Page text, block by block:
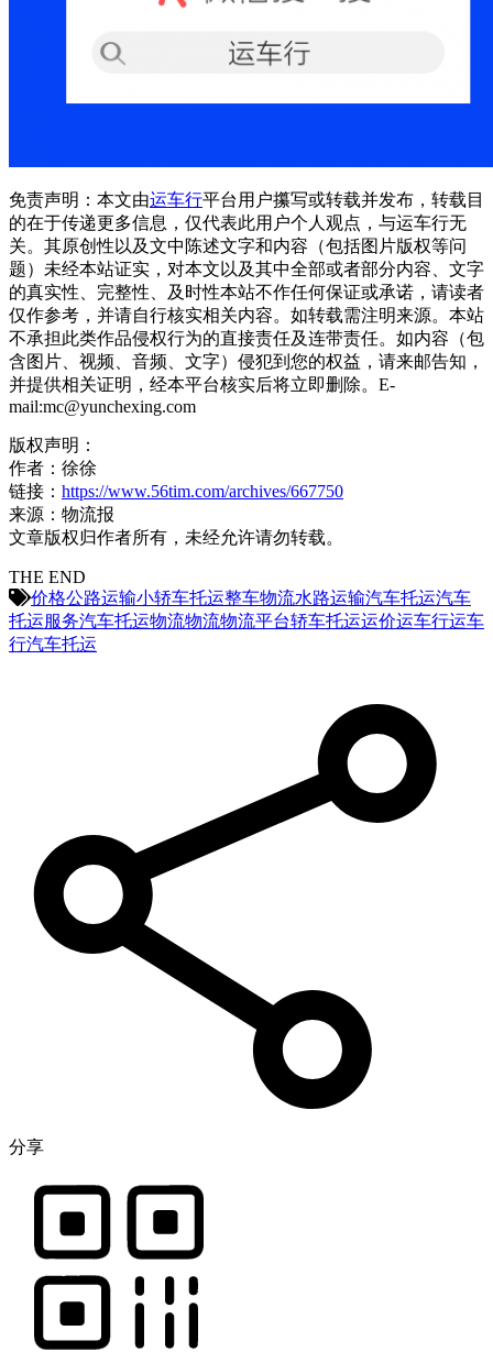
免责声明：本文由运车行平台用户攥写或转载并发布，转载目
的在于传递更多信息，仅代表此用户个人观点，与运车行无
关。其原创性以及文中陈述文字和内容（包括图片版权等问
题）未经本站证实，对本文以及其中全部或者部分内容、文字
的真实性、完整性、及时性本站不作任何保证或承诺，请读者
仅作参考，并请自行核实相关内容。如转载需注明来源。本站
不承担此类作品侵权行为的直接责任及连带责任。如内容（包
含图片、视频、音频、文字）侵犯到您的权益，请来邮告知，
并提供相关证明，经本平台核实后将立即删除。E-
mail:mc@yunchexing.com
版权声明：
作者：徐徐
链接： https://www.56tim.com/archives/667750
来源：物流报
文章版权归作者所有，未经允许请勿转载。
THE END
价格公路运输小轿车托运整车物流水路运输汽车托运汽车
托运服务汽车托运物流物流物流平台轿车托运运价运车行运车
行汽车托运
分享